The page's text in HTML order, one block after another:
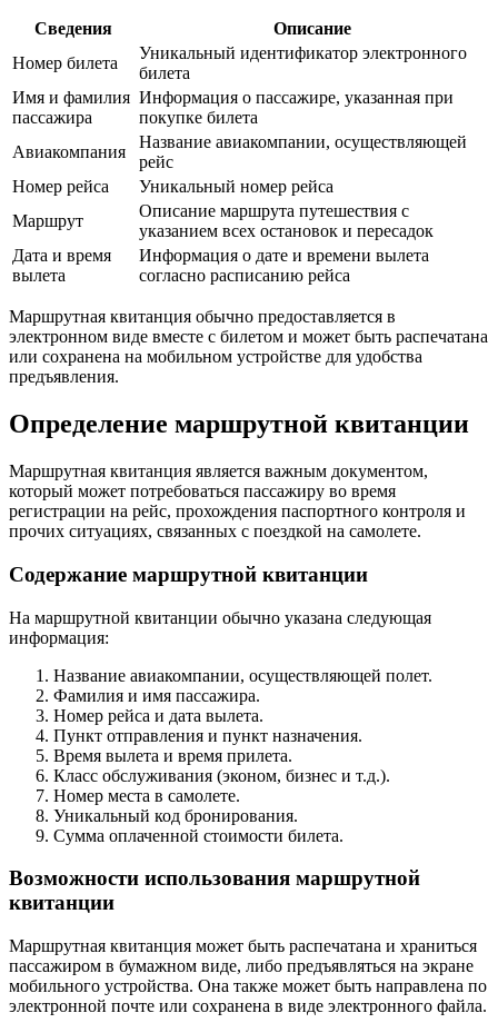
Сведения
Описание
Номер билета
Уникальный идентификатор электронного
билета
Имя и фамилия
пассажира
Информация о пассажире, указанная при
покупке билета
Авиакомпания
Название авиакомпании, осуществляющей
рейс
Номер рейса
Уникальный номер рейса
Маршрут
Описание маршрута путешествия с
указанием всех остановок и пересадок
Дата и время
вылета
Информация о дате и времени вылета
согласно расписанию рейса
Маршрутная квитанция обычно предоставляется в
электронном виде вместе с билетом и может быть распечатана
или сохранена на мобильном устройстве для удобства
предъявления.
Определение маршрутной квитанции
Маршрутная квитанция является важным документом,
который может потребоваться пассажиру во время
регистрации на рейс, прохождения паспортного контроля и
прочих ситуациях, связанных с поездкой на самолете.
Содержание маршрутной квитанции
На маршрутной квитанции обычно указана следующая
информация:
Название авиакомпании, осуществляющей полет.
Фамилия и имя пассажира.
Номер рейса и дата вылета.
Пункт отправления и пункт назначения.
Время вылета и время прилета.
Класс обслуживания (эконом, бизнес и т.д.).
Номер места в самолете.
Уникальный код бронирования.
Сумма оплаченной стоимости билета.
Возможности использования маршрутной
квитанции
Маршрутная квитанция может быть распечатана и храниться
пассажиром в бумажном виде, либо предъявляться на экране
мобильного устройства. Она также может быть направлена по
электронной почте или сохранена в виде электронного файла.